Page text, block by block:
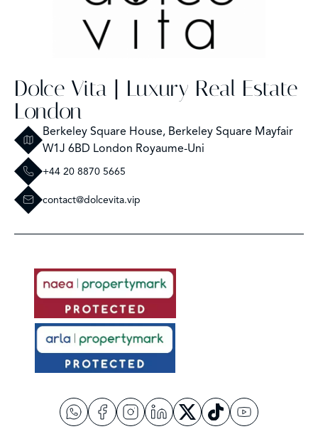
Dolce Vita | Luxury Real Estate
London
Berkeley Square House, Berkeley Square Mayfair
W1J 6BD London Royaume-Uni
+44 20 8870 5665
contact@dolcevita.vip